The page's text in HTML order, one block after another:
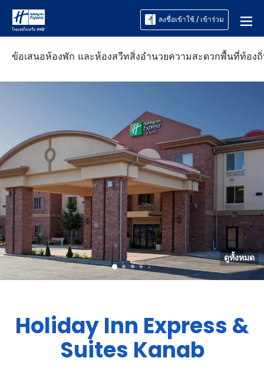
ลงชื่อเข้าใช้ / เข้าร่วม
ข้อเสนอห้องพัก และห้องสวีทสิ่งอำนวยความสะดวกพื้นที่ท้อง
ดูทั้งหมด
Holiday Inn Express &
Suites Kanab